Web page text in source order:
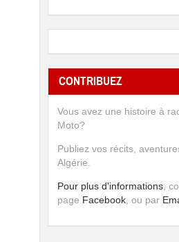
CONTRIBUEZ
Vous avez une histoire à
Moto?
Publiez vos récits,
Algérie.
Pour plus d'informations ,
page Facebook , ou par